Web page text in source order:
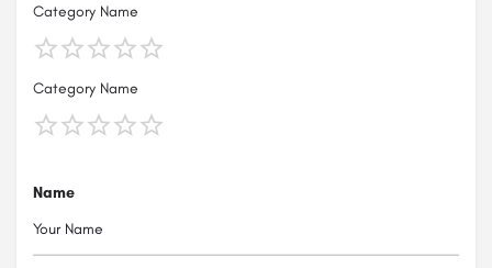
Category Name
Category Name
Name